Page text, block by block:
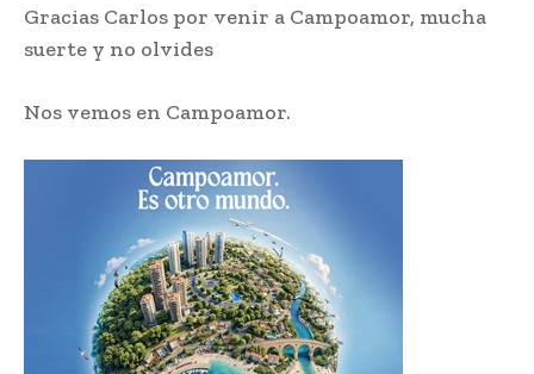
Gracias Carlos por venir a Campoamor, mucha
suerte y no olvides
Nos vemos en Campoamor.